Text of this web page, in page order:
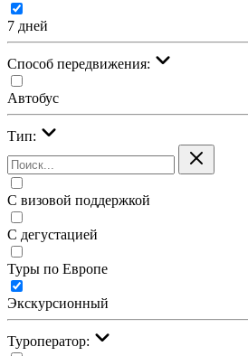
7 дней
Cпособ передвижения:
Автобус
Тип:
С визовой поддержкой
С дегустацией
Туры по Европе
Экскурсионный
Туроператор: